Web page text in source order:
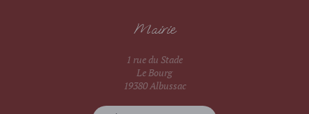
Mairie
1 rue du Stade
Le Bourg
19380 Albussac